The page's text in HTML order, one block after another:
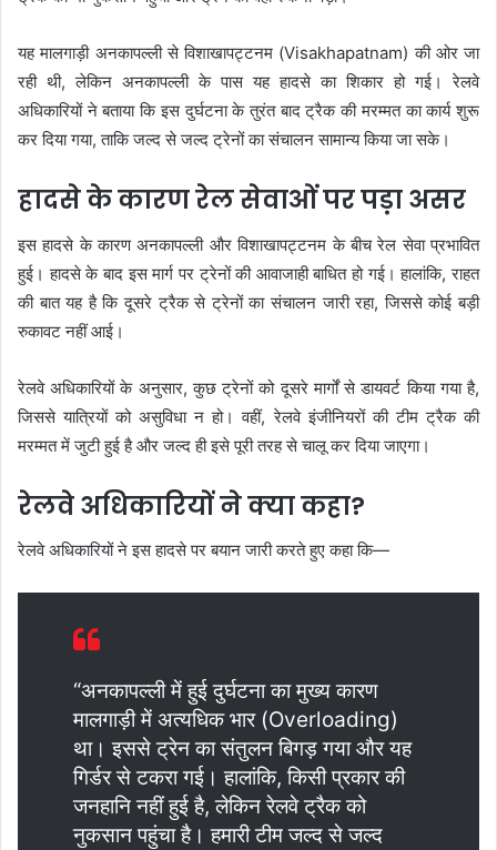
यह मालगाड़ी अनकापल्ली से विशाखापट्टनम (Visakhapatnam) की ओर जा
रही थी, लेकिन अनकापल्ली के पास यह हादसे का शिकार हो गई। रेलवे
अधिकारियों ने बताया कि इस दुर्घटना के तुरंत बाद ट्रैक की मरम्मत का कार्य शुरू
कर दिया गया, ताकि जल्द से जल्द ट्रेनों का संचालन सामान्य किया जा सके।
हादसे के कारण रेल सेवाओं पर पड़ा असर
इस हादसे के कारण अनकापल्ली और विशाखापट्टनम के बीच रेल सेवा प्रभावित
हुई। हादसे के बाद इस मार्ग पर ट्रेनों की आवाजाही बाधित हो गई। हालांकि, राहत
की बात यह है कि दूसरे ट्रैक से ट्रेनों का संचालन जारी रहा, जिससे कोई बड़ी
रुकावट नहीं आई।
रेलवे अधिकारियों के अनुसार, कुछ ट्रेनों को दूसरे मार्गों से डायवर्ट किया गया है,
जिससे यात्रियों को असुविधा न हो। वहीं, रेलवे इंजीनियरों की टीम ट्रैक की
मरम्मत में जुटी हुई है और जल्द ही इसे पूरी तरह से चालू कर दिया जाएगा।
रेलवे अधिकारियों ने क्या कहा?
रेलवे अधिकारियों ने इस हादसे पर बयान जारी करते हुए कहा कि—
“अनकापल्ली में हुई दुर्घटना का मुख्य कारण
मालगाड़ी में अत्यधिक भार (Overloading)
था। इससे ट्रेन का संतुलन बिगड़ गया और यह
गिर्डर से टकरा गई। हालांकि, किसी प्रकार की
जनहानि नहीं हुई है, लेकिन रेलवे ट्रैक को
नुकसान पहुंचा है। हमारी टीम जल्द से जल्द